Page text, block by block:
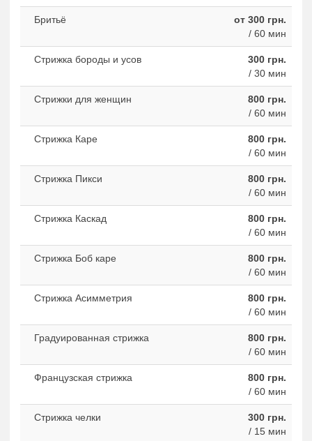
Бритьё
от 300 грн.
/ 60 мин
Стрижка бороды и усов
300 грн.
/ 30 мин
Стрижки для женщин
800 грн.
/ 60 мин
Стрижка Каре
800 грн.
/ 60 мин
Стрижка Пикси
800 грн.
/ 60 мин
Стрижка Каскад
800 грн.
/ 60 мин
Стрижка Боб каре
800 грн.
/ 60 мин
Стрижка Асимметрия
800 грн.
/ 60 мин
Градуированная стрижка
800 грн.
/ 60 мин
Французская стрижка
800 грн.
/ 60 мин
Стрижка челки
300 грн.
/ 15 мин